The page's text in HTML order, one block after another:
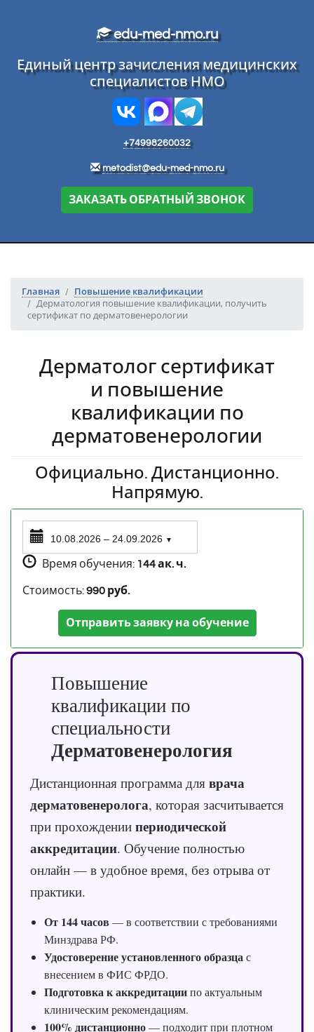
edu-med-nmo.ru
Единый центр зачисления медицинских
специалистов НМО
+74998260032
metodist@edu-med-nmo.ru
ЗАКАЗАТЬ ОБРАТНЫЙ ЗВОНОК
Главная
Повышение квалификации
Дерматология повышение квалификации, получить
сертификат по дерматовенерологии
Дерматолог сертификат
и повышение
квалификации по
дерматовенерологии
Официально. Дистанционно.
Напрямую.
10.08.2026 – 24.09.2026 ▼
Время обучения: 144 ак. ч.
Стоимость:990 руб.
Отправить заявку на обучение
Повышение
квалификации по
специальности
Дерматовенерология
Дистанционная программа для врача
дерматовенеролога, которая засчитывается
при прохождении периодической
аккредитации. Обучение полностью
онлайн — в удобное время, без отрыва от
практики.
От 144 часов — в соответствии с требованиями
Минздрава РФ.
Удостоверение установленного образцас
внесением в ФИС ФРДО.
Подготовка к аккредитациипо актуальным
клиническим рекомендациям.
100% дистанционно— подходит при плотном